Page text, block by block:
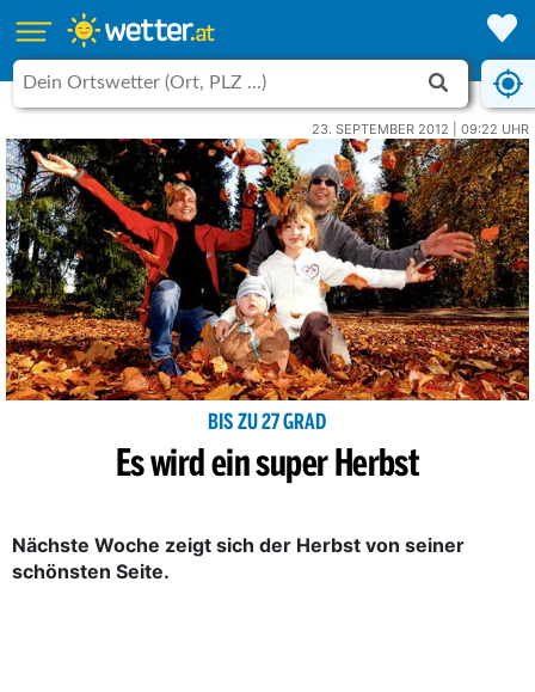
23. SEPTEMBER 2012 | 09:22 UHR
BIS ZU 27 GRAD
Es wird ein super Herbst
Nächste Woche zeigt sich der Herbst von seiner
schönsten Seite.